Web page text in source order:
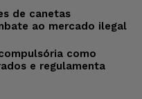
de canetas
ao mercado ilegal
como
e regulamenta